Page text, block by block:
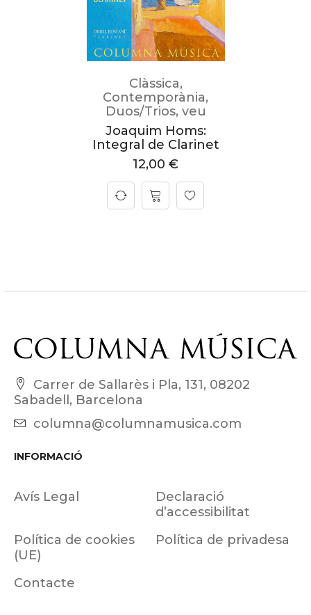
Clàssica,
Contemporània,
Duos/Trios, veu
Joaquim Homs:
Integral de Clarinet
12,00 €
Carrer de Sallarès i Pla, 131, 08202
Sabadell, Barcelona
columna@columnamusica.com
INFORMACIÓ
Avís Legal
Declaració
d’accessibilitat
Política de cookies
(UE)
Política de privadesa
Contacte